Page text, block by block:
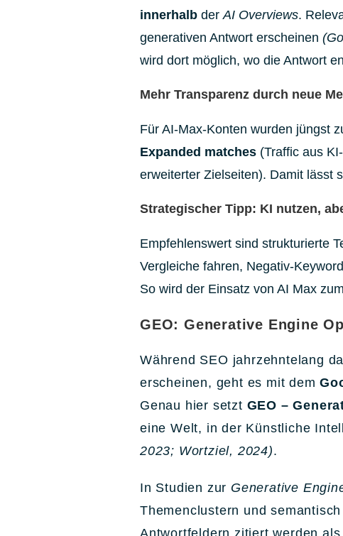
innerhalb der AI Overviews.
generativen Antwort erscheinen
wird dort möglich, wo die Antwort
Mehr Transparenz durch neue
Für AI-Max-Konten wurden jüngst
Expanded matches (Traffic aus
erweiterter Zielseiten). Damit lässt
Strategischer Tipp: KI nutzen,
Empfehlenswert sind strukturierte
Vergleiche fahren, Negativ-
So wird der Einsatz von AI Max zum
GEO: Generative Engine
Während SEO jahrzehntelang
erscheinen, geht es mit dem
Genau hier setzt GEO –
eine Welt, in der Künstliche
2023; Wortziel, 2024).
In Studien zur Generative
Themenclustern und
Antwortfeldern zitiert werden